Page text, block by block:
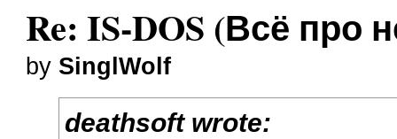
Re: IS-DOS (Всё про
by SinglWolf
deathsoft wrote: